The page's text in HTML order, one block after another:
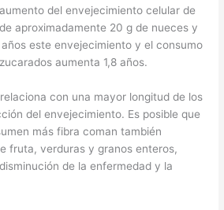
del envejecimiento celular de
aproximadamente 20 g de nueces y
años este envejecimiento y el consumo
aumenta 1,8 años.
con una mayor longitud de los
del envejecimiento. Es posible que
más fibra coman también
fruta, verduras y granos enteros,
de la enfermedad y la